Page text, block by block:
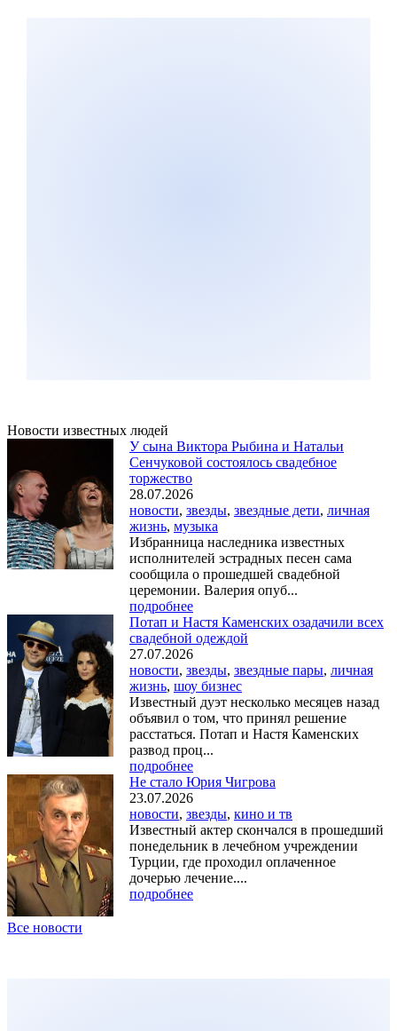
Новости известных людей
У сына Виктора Рыбина и Натальи
Сенчуковой состоялось свадебное
торжество
28.07.2026
новости, звезды, звездные дети, личная
жизнь, музыка
Избранница наследника известных
исполнителей эстрадных песен сама
сообщила о прошедшей свадебной
церемонии. Валерия опуб...
подробнее
Потап и Настя Каменских озадачили всех
свадебной одеждой
27.07.2026
новости, звезды, звездные пары, личная
жизнь, шоу бизнес
Известный дуэт несколько месяцев назад
объявил о том, что принял решение
расстаться. Потап и Настя Каменских
развод проц...
подробнее
Не стало Юрия Чигрова
23.07.2026
новости, звезды, кино и тв
Известный актер скончался в прошедший
понедельник в лечебном учреждении
Турции, где проходил оплаченное
дочерью лечение....
подробнее
Все новости